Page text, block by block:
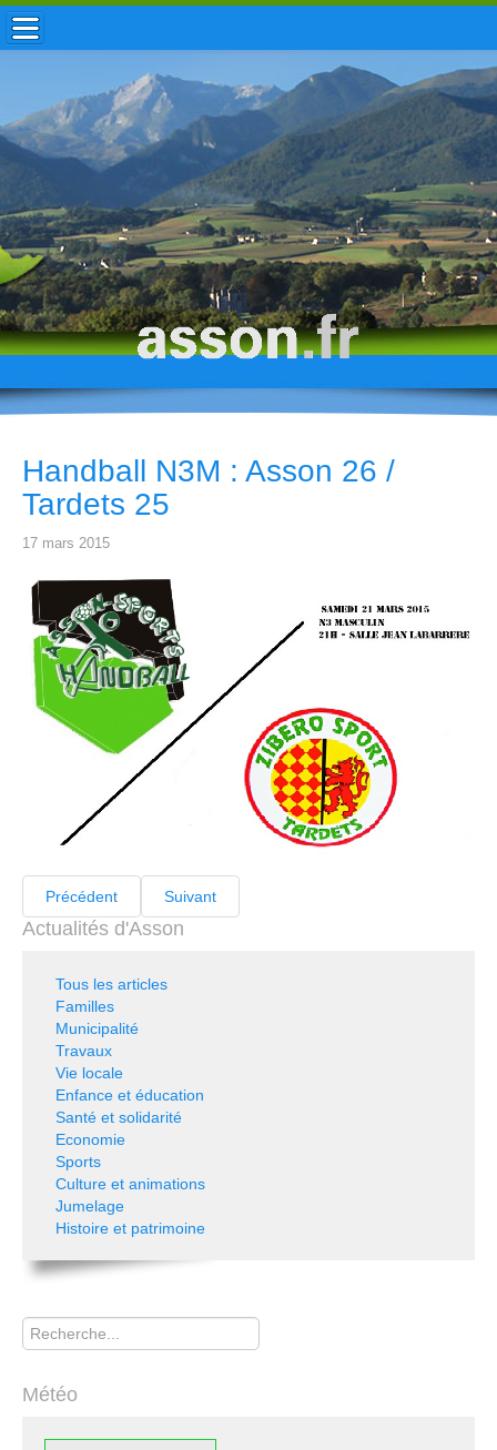
ACCUEIL / INFOS
MUNICIPALITÉ
VIE LOCALE
ENFANCE
TOURISME
HISTOIRE
Handball N3M : Asson 26 /
Tardets 25
17 mars 2015
Précédent Suivant
Actualités d'Asson
Tous les articles
Familles
Municipalité
Travaux
Vie locale
Enfance et éducation
Santé et solidarité
Economie
Sports
Culture et animations
Jumelage
Histoire et patrimoine
Rechercher
Météo